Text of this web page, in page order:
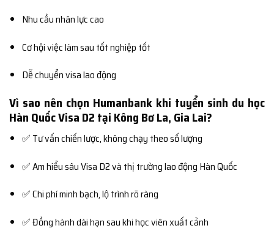
Nhu cầu nhân lực cao
Cơ hội việc làm sau tốt nghiệp tốt
Dễ chuyển visa lao động
Vì sao nên chọn Humanbank khi tuyển sinh du học
Hàn Quốc Visa D2 tại Kông Bơ La, Gia Lai?
✅ Tư vấn chiến lược, không chạy theo số lượng
✅ Am hiểu sâu Visa D2 và thị trường lao động Hàn Quốc
✅ Chi phí minh bạch, lộ trình rõ ràng
✅ Đồng hành dài hạn sau khi học viên xuất cảnh